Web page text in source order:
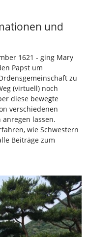
und
1621 - ging Mary
Papst um
zu
(virtuell) noch
diese bewegte
verschiedenen
lassen.
wie Schwestern
Beiträge zum